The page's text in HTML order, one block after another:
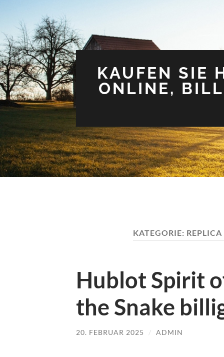
KAUFEN SIE
ONLINE,
KATEGORIE:
Hublot Spirit
the Snake
20. FEBRUAR 2025 / ADMIN